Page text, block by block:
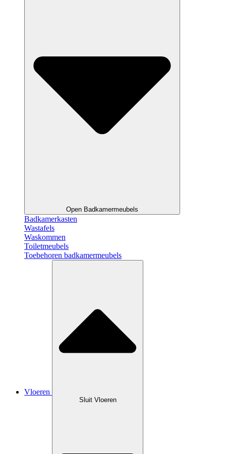
Open Badkamermeubels
Badkamerkasten
Wastafels
Waskommen
Toiletmeubels
Toebehoren badkamermeubels
Vloeren
Sluit Vloeren